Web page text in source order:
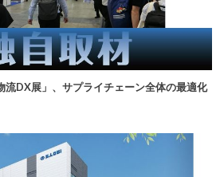
流DX展」、サプライチェーン全体の最適化